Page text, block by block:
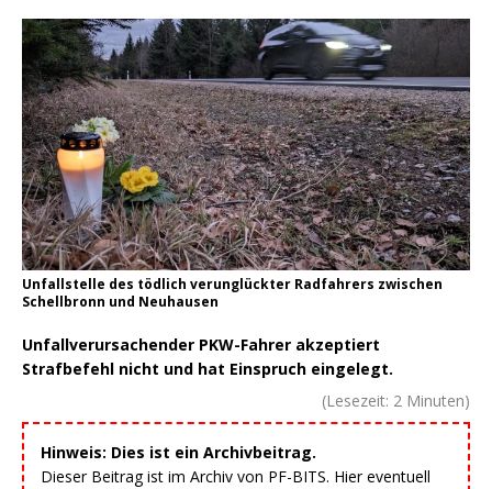
Unfallstelle des tödlich verunglückter Radfahrers zwischen
Schellbronn und Neuhausen
Unfallverursachender PKW-Fahrer akzeptiert
Strafbefehl nicht und hat Einspruch eingelegt.
(Lesezeit: 2 Minuten)
Hinweis: Dies ist ein Archivbeitrag.
Dieser Beitrag ist im Archiv von PF-BITS. Hier eventuell